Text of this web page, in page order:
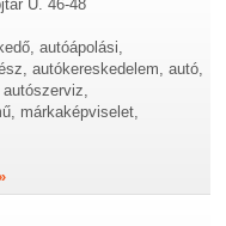
U. 46-48
autóápolási,
autókereskedelem, autó,
márkaképviselet,